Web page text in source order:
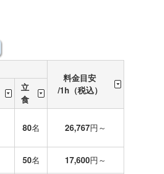
料金目安
/1h（税込）
立
食
80名 26,767円～
50名 17,600円～